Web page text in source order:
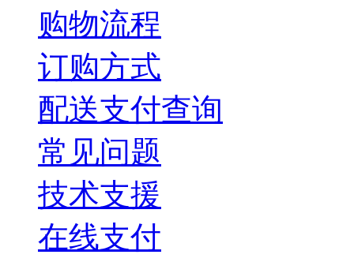
购物流程
订购方式
配送支付查询
常见问题
技术支援
在线支付